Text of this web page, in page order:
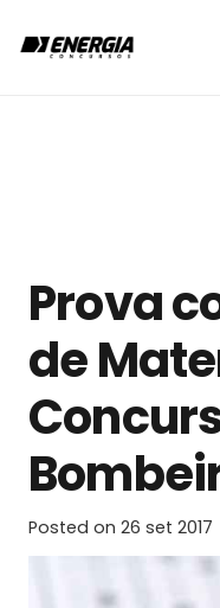
Prova
de
Posted on 26 set 2017